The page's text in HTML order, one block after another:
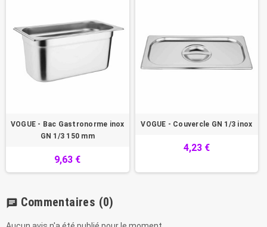
VOGUE - Bac Gastronorme inox
GN 1/3 150 mm
9,63 €
VOGUE - Couvercle GN 1/3 inox
4,23 €
chat Commentaires (0)